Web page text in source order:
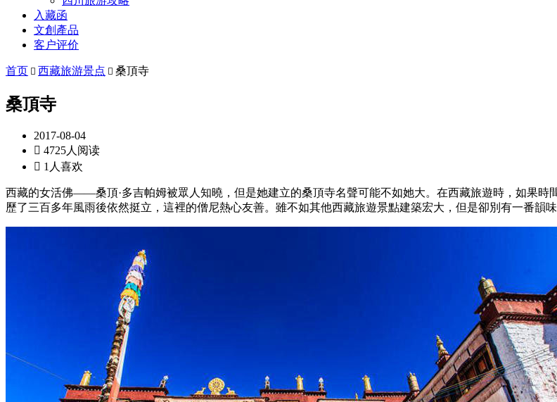
入藏函
文創產品
客户评价
首页  西藏旅游景点  桑頂寺
桑頂寺
2017-08-04
 4725人阅读
 1人喜欢
西藏的女活佛——桑頂·多吉帕姆被眾人知曉，但是她建立的桑頂寺名聲可能不如她大。在西藏旅遊時，如果
歷了三百多年風雨後依然挺立，這裡的僧尼熱心友善。雖不如其他西藏旅遊景點建築宏大，但是卻別有一番韻